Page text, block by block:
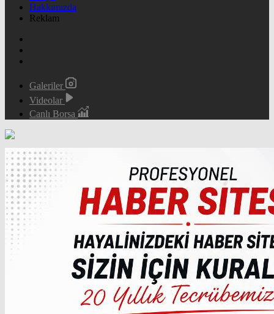
Hakkımızda
Reklam
Galeriler
Videolar
Canlı Borsa